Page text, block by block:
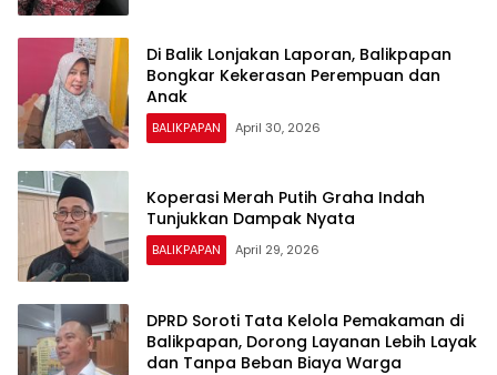
Di Balik Lonjakan Laporan, Balikpapan
Bongkar Kekerasan Perempuan dan
Anak
BALIKPAPAN April 30, 2026
Koperasi Merah Putih Graha Indah
Tunjukkan Dampak Nyata
BALIKPAPAN April 29, 2026
DPRD Soroti Tata Kelola Pemakaman di
Balikpapan, Dorong Layanan Lebih Layak
dan Tanpa Beban Biaya Warga